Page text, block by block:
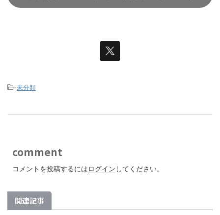
-未分類
comment
コメントを投稿するにはログイン してください。
関連記事